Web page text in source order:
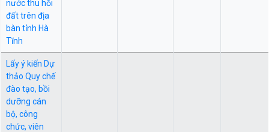
nước thu hồi
đất trên địa
bàn tỉnh Hà
Tĩnh
Lấy ý kiến Dự
thảo Quy chế
đào tạo, bồi
dưỡng cán
bộ, công
chức, viên